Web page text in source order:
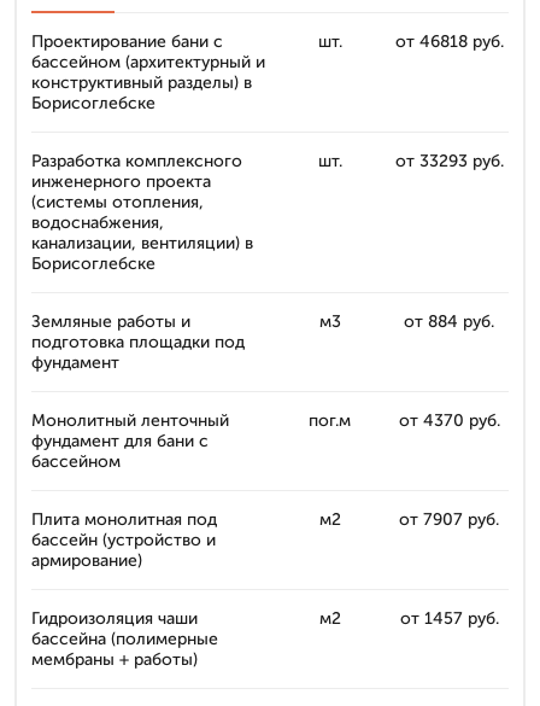
Проектирование бани с
бассейном (архитектурный и
конструктивный разделы) в
Борисоглебске
шт. от 46818 руб.
Разработка комплексного
инженерного проекта
(системы отопления,
водоснабжения,
канализации, вентиляции) в
Борисоглебске
шт. от 33293 руб.
Земляные работы и
подготовка площадки под
фундамент
м3 от 884 руб.
Монолитный ленточный
фундамент для бани с
бассейном
пог.м от 4370 руб.
Плита монолитная под
бассейн (устройство и
армирование)
м2 от 7907 руб.
Гидроизоляция чаши
бассейна (полимерные
мембраны + работы)
м2 от 1457 руб.